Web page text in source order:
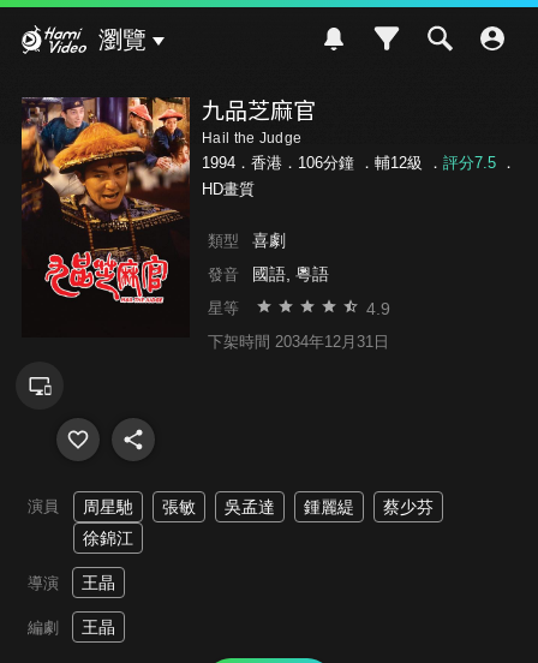
瀏覽
九品芝麻官
Hail the Judge
1994．香港．106分鐘 ． 輔12級 ． 評分7.5．
HD畫質
類型 喜劇
發音 國語, 粵語
星等 4.9
下架時間 2034年12月31日
演員 周星馳 張敏 吳孟達 鍾麗緹
蔡少芬
徐錦江
導演 王晶
編劇 王晶